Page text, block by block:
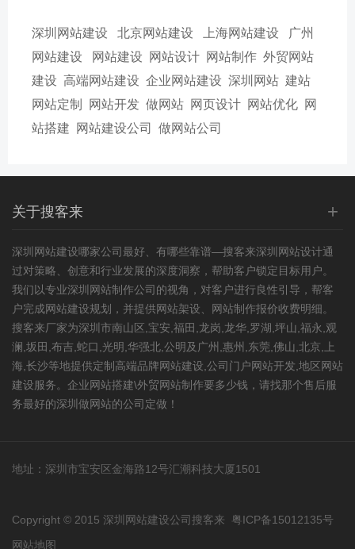
深圳网站建设 北京网站建设 上海网站建设
广州
网站建设
网站建设 网站设计 网站制作 外贸网站
建设 高端网站建设 企业网站建设 深圳网站 建站
网站定制
网站开发 做网站 网页设计 网站优化 网
站搭建
网站建设公司 做网站公司
关于搜客来 +
深圳网站建设哪家公司最好、有哪些靠谱—搜客来深圳网站设计通
过对策略、创意和行业发展的深度洞察，帮助客户锁定目标用户。
我们以专业深圳网站制作公司的视角，对客户进行良性引导，帮客
户完成网站建设规划，并提供网站架设、网站制作报价收费明细。
搜客来厂家为深圳市南山区,宝安,福田,龙岗,龙华,罗湖,坪山,福永,观
澜,坂田,布吉,蛇口,光明,华强北,公明及广州,惠州,东莞,佛山,北京,上
海,长沙等地提供定制高端品牌网站建设,公司门户网站开发, 地区网站
建设服务。企业网站搭建\外贸网站制作要多少钱，请找那个售后服
务最好的深圳做网站的公司定做！
地址：深圳市宝安区金海路12号汇潮科技大厦1501
Copyright © 2015 深圳网站建设公司搜客来
粤ICP备15012135号
网站地图